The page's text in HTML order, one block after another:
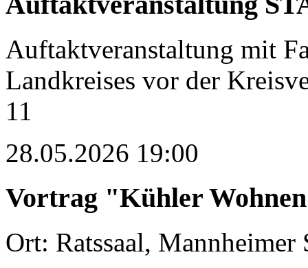
Auftaktveranstaltung mit
Landkreises vor der
11
28.05.2026 19:00
Vortrag "Kühler
Ort: Ratssaal, Mannheimer